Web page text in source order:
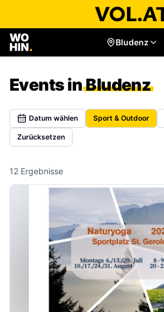
Bludenz
Events inBludenz
Datum wählen Sport & Outdoor
Zurücksetzen
12 Ergebnisse